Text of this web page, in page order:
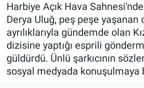
Harbiye Açık Hava
Derya Uluğ, peş peşe yaşanan
ayrılıklarıyla gündemde olan
dizisine yaptığı esprili
güldürdü. Ünlü şarkıcının
sosyal medyada konuşulmaya
ÖZEL HABER
Keşfet
ASTROLOJİ